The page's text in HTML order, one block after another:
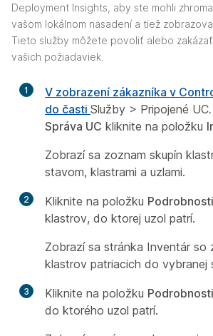
Deployment Insights, aby ste mohli
vašom lokálnom nasadení a tiež
Tieto služby môžete povoliť alebo
vašich požiadaviek.
1
V zobrazení zákazníka v
do časti Služby > Pripojené UC.
Správa UC kliknite na položku
Zobrazí sa zoznam skupín
stavom, klastrami a uzlami.
2 Kliknite na položku Podrobnosti
klastrov, do ktorej uzol patrí.
Zobrazí sa stránka Inventár so
klastrov patriacich do vybranej
3 Kliknite na položku Podrobnosti
do ktorého uzol patrí.